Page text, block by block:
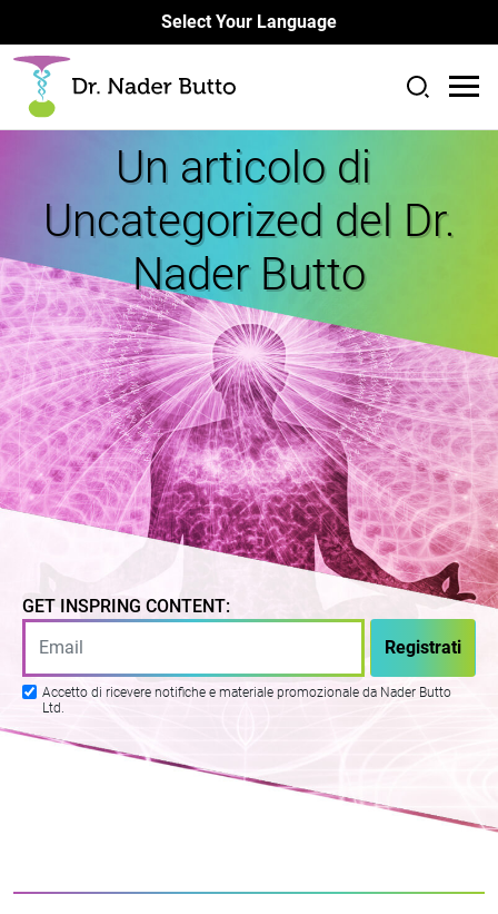
Select Your Language
Un articolo di
Uncategorized del Dr.
Nader Butto
GET INSPRING CONTENT:
Accetto di ricevere notifiche e materiale promozionale da Nader Butto
Ltd.